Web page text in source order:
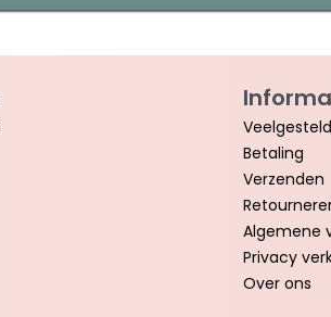
Betaling
Verzenden
Algemene
Privacy
Over ons